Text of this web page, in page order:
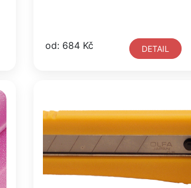
od: 684 Kč DETAIL